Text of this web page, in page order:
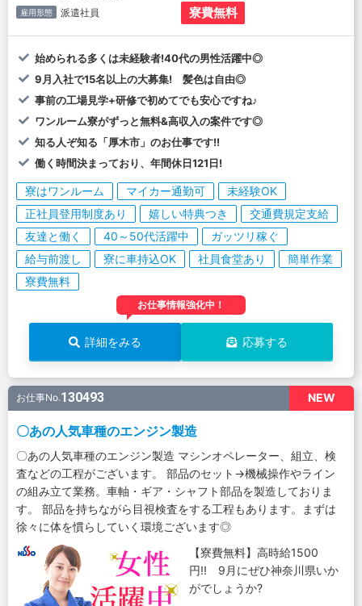
雇用形態 派遣社員 寮費無料
始められる多くは未経験者!40代の男性活躍中◎
9月入社で15名以上の大募集! 髪色は自由◎
事前の工場見学+研修で初めてでも安心ですね♪
ワンルーム寮がずっと無料&高収入の案件です◎
知る人ぞ知る「厚木市」のお仕事です!!
働く時間決まっており、年間休日121日!
寮はワンルーム マイカー通勤可
未経験OK
正社員登用制度あり
嬉しい特典つき
交通費規定支給
友達と働く
40～50代活躍中
ガッツリ稼ぐ
給与前渡し
寮に車持込OK 社員食堂あり
簡単作業
寮費無料
お仕事情報強化中！
詳細をみる 応募する
NEW
お仕事No.130493
〇あの人気車種のエンジン製造
〇あの人気車種のエンジン製造 マシンオペレーター、組立、検
査などの工程がございます。 部品のセット→機械操作やライン
の組み立て業務。車軸・ギア・シャフト部品を製造しておりま
す。 部品を持ちながら目視検査をする工程もあります。まずは
徐々に体を慣らしていく環境ございます◎
【寮費無料】高時給1500
円!! 9月にぜひ神奈川県いか
がでしょうか?